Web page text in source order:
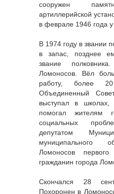
сооружен
артиллерийской
в феврале 1946 года у
В 1974 году в звании
в запас, позднее
звание
Ломоносов. Вёл
работу, более
Объединенный
выступал в школах,
помогал жителям
социальных
депутатом
муниципального
Ломоносов
гражданин города
Скончался 28
Похоронен в